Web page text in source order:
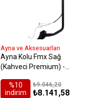
Ayna ve Aksesuarları
Ayna Kolu Fmx Sağ
(Kahveci Premium) -
%10
i̇ndirim
₺8.141,58
₺9.046,20